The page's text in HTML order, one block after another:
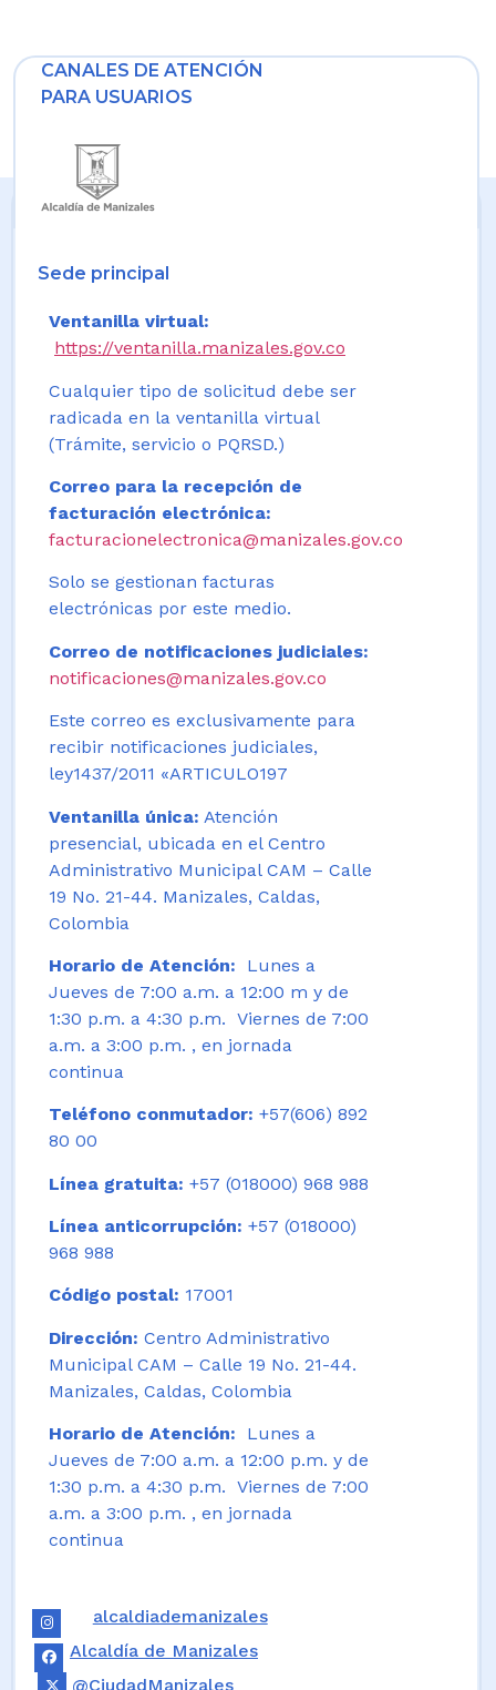
CANALES DE ATENCIÓN
PARA USUARIOS
Sede principal
Ventanilla virtual:
https://ventanilla.manizales.gov.co
Cualquier tipo de solicitud debe ser
radicada en la ventanilla virtual
(Trámite, servicio o PQRSD.)
Correo para la recepción de
facturación electrónica:
facturacionelectronica@manizales.gov.co
Solo se gestionan facturas
electrónicas por este medio.
Correo de notificaciones judiciales:
notificaciones@manizales.gov.co
Este correo es exclusivamente para
recibir notificaciones judiciales,
ley1437/2011 «ARTICULO197
Ventanilla única: Atención
presencial, ubicada en el Centro
Administrativo Municipal CAM – Calle
19 No. 21-44. Manizales, Caldas,
Colombia
Horario de Atención:
Lunes a
Jueves de 7:00 a.m. a 12:00 m y de
1:30 p.m. a 4:30 p.m. Viernes de 7:00
a.m. a 3:00 p.m. , en jornada
continua
Teléfono conmutador: +57(606) 892
80 00
Línea gratuita: +57 (018000) 968 988
Línea anticorrupción: +57 (018000)
968 988
Código postal: 17001
Dirección: Centro Administrativo
Municipal CAM – Calle 19 No. 21-44.
Manizales, Caldas, Colombia
Horario de Atención: Lunes a
Jueves de 7:00 a.m. a 12:00 p.m. y de
1:30 p.m. a 4:30 p.m. Viernes de 7:00
a.m. a 3:00 p.m. , en jornada
continua
alcaldiademanizales
Alcaldía de Manizales
@CiudadManizales